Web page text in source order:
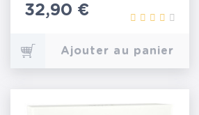
Prix
32,90 €
Ajouter au panier